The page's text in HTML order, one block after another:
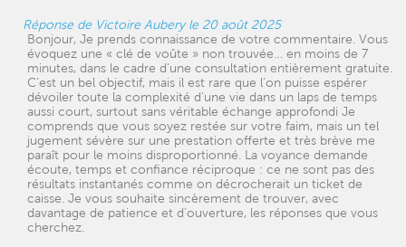
Réponse de Victoire Aubery le 20 août 2025
Bonjour, Je prends connaissance de votre commentaire. Vous
évoquez une « clé de voûte » non trouvée… en moins de 7
minutes, dans le cadre d’une consultation entièrement gratuite.
C’est un bel objectif, mais il est rare que l’on puisse espérer
dévoiler toute la complexité d’une vie dans un laps de temps
aussi court, surtout sans véritable échange approfondi Je
comprends que vous soyez restée sur votre faim, mais un tel
jugement sévère sur une prestation offerte et très brève me
paraît pour le moins disproportionné. La voyance demande
écoute, temps et confiance réciproque : ce ne sont pas des
résultats instantanés comme on décrocherait un ticket de
caisse. Je vous souhaite sincèrement de trouver, avec
davantage de patience et d’ouverture, les réponses que vous
cherchez.